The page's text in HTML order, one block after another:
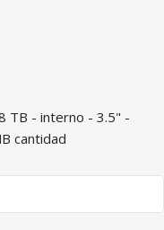
TB - interno - 3.5" -
cantidad